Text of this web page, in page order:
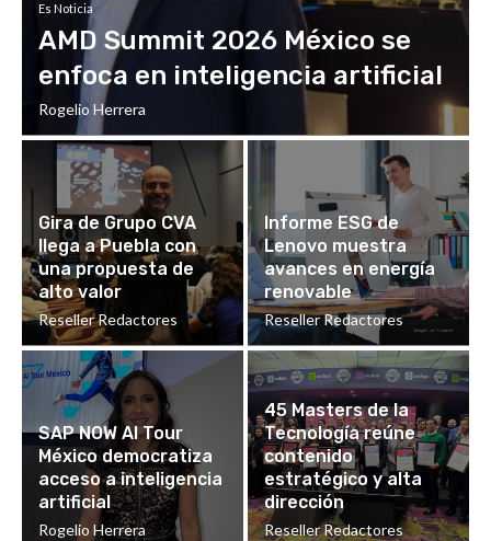
Es Noticia
AMD Summit 2026 México se
enfoca en inteligencia artificial
Rogelio Herrera
Gira de Grupo CVA
llega a Puebla con
una propuesta de
alto valor
Reseller Redactores
Informe ESG de
Lenovo muestra
avances en energía
renovable
Reseller Redactores
SAP NOW AI Tour
México democratiza
acceso a inteligencia
artificial
Rogelio Herrera
45 Masters de la
Tecnología reúne
contenido
estratégico y alta
dirección
Reseller Redactores